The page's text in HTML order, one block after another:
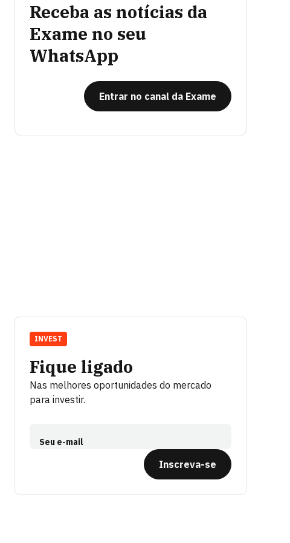
Receba as notícias da
Exame no seu
WhatsApp
Entrar no canal da Exame
Fique ligado
Nas melhores oportunidades do mercado
para investir.
Seu e-mail
Inscreva-se
INVEST